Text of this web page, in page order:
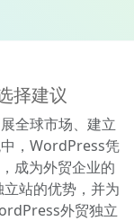
择建议
全球市场、建立
，WordPress凭
成为外贸企业的
站的优势，并为
外贸独立